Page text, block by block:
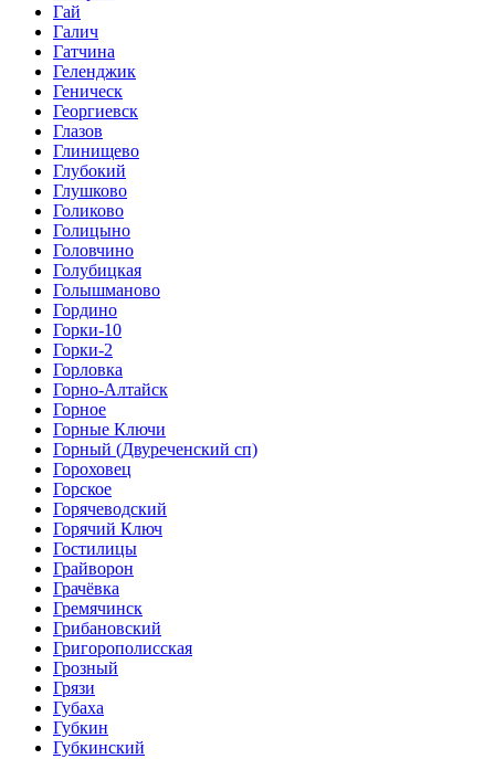
Гай
Галич
Гатчина
Геленджик
Геническ
Георгиевск
Глазов
Глинищево
Глубокий
Глушково
Голиково
Голицыно
Головчино
Голубицкая
Голышманово
Гордино
Горки-10
Горки-2
Горловка
Горно-Алтайск
Горное
Горные Ключи
Горный (Двуреченский сп)
Гороховец
Горское
Горячеводский
Горячий Ключ
Гостилицы
Грайворон
Грачёвка
Гремячинск
Грибановский
Григорополисская
Грозный
Грязи
Губаха
Губкин
Губкинский